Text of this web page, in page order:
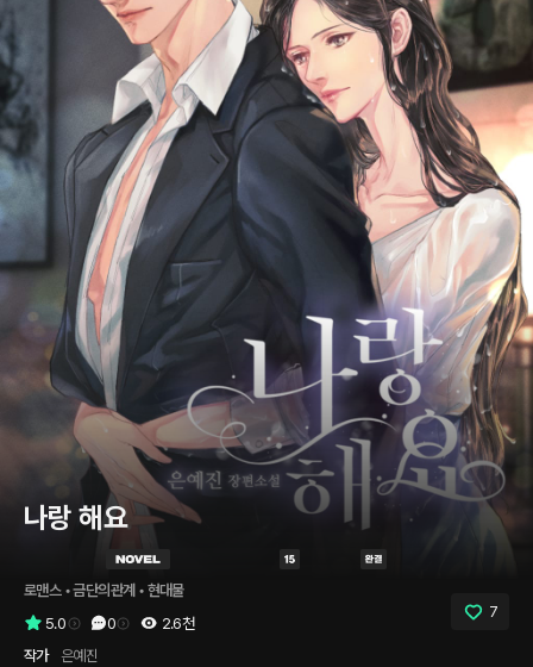
나랑 해요
로맨스 • 금단의관계 • 현대물
5.0
0 2.6천
7
작가
은예진